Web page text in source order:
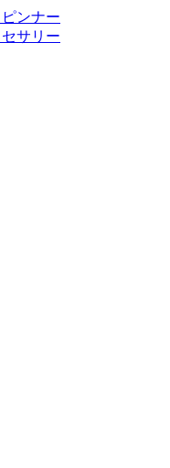
ンナー
サリー